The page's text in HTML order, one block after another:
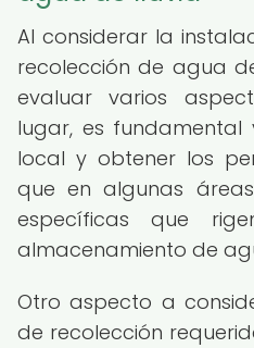
Al considerar la
recolección de agua
evaluar varios
lugar, es fundamental
local y obtener los
que en algunas
específicas que
almacenamiento de
Otro aspecto a
de recolección